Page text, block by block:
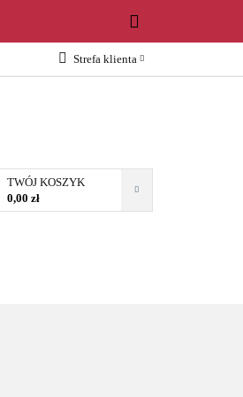
Strefa klienta
Zgody cookies
TWÓJ KOSZYK
0,00 zł